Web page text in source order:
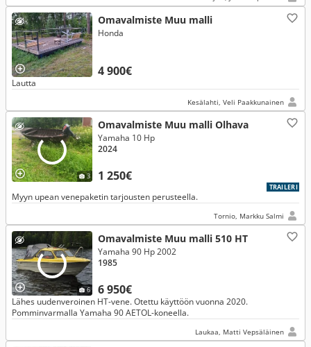
Omavalmiste Muu malli
4 900€
Honda
Lautta
Kesälahti, Veli Paakkunainen
3
Omavalmiste Muu malli Olhava
1 250€
Yamaha 10 Hp
2024
TRAILERI
Myyn upean venepaketin tarjousten perusteella.
Tornio, Markku Salmi
6
Omavalmiste Muu malli 510 HT
6 950€
Yamaha 90 Hp 2002
1985
Lähes uudenveroinen HT-vene. Otettu käyttöön vuonna 2020.
Pomminvarmalla Yamaha 90 AETOL-koneella.
Laukaa, Matti Vepsäläinen